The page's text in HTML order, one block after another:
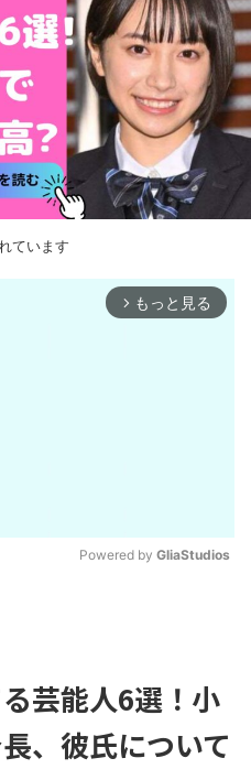
ています
arrow_forward_ios もっと見る
Powered by GliaStudios
芸能人6選！小
、彼氏について